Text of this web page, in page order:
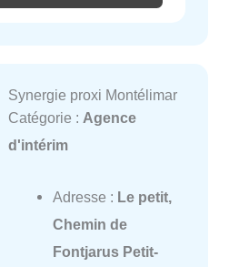
Synergie proxi Montélimar
Catégorie : Agence
d'intérim
Adresse : Le petit,
Chemin de
Fontjarus Petit-